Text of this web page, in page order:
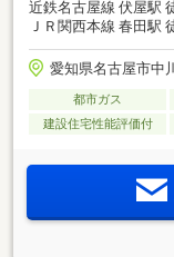
近鉄名古屋線 伏屋駅
ＪＲ関西本線 春田駅
愛知県名古屋市中
都市ガス
建設住宅性能評価付